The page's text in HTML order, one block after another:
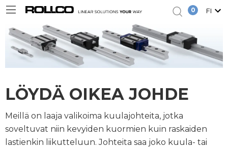
0 FI
LÖYDÄ OIKEA JOHDE
Meillä on laaja valikoima kuulajohteita, jotka
soveltuvat niin kevyiden kuormien kuin raskaiden
lastienkin liikutteluun. Johteita saa joko kuula- tai